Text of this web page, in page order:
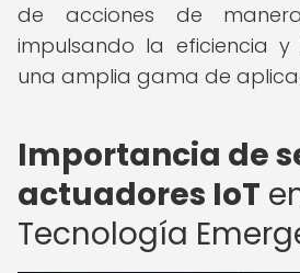
de acciones de
impulsando la eficiencia
una amplia gama de
Importancia de
actuadores IoT
Tecnología